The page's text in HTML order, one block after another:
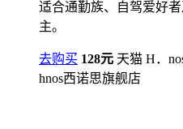
适合通勤族、自驾爱好
主。
去购买 128元 天猫 H．
hnos西诺思旗舰店